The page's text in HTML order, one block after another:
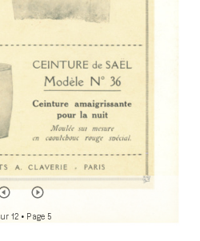
12 • Page 5